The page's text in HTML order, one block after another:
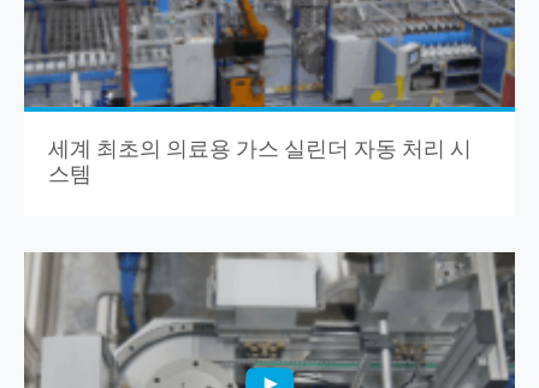
세계 최초의 의료용 가스 실린더 자동 처리 시
스템